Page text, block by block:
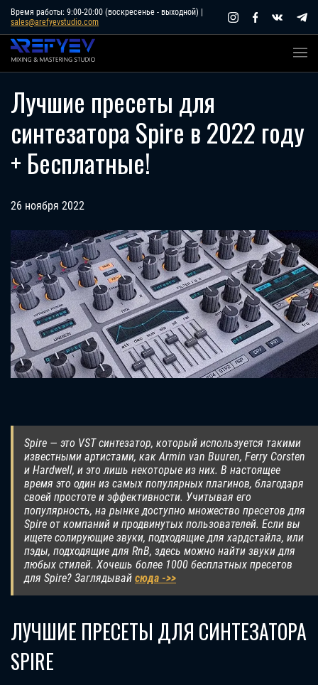
Skip
content
Время работы: 9:00-20:00 (воскресенье - выходной) |
sales@arefyevstudio.com
Лучшие пресеты для
синтезатора Spire в 2022 году
+ Бесплатные!
26 ноября 2022
Spire — это VST синтезатор, который используется такими
известными артистами, как Armin van Buuren, Ferry Corsten
и Hardwell, и это лишь некоторые из них. В настоящее
время это один из самых популярных плагинов, благодаря
своей простоте и эффективности. Учитывая его
популярность, на рынке доступно множество пресетов для
Spire от компаний и продвинутых пользователей. Если вы
ищете солирующие звуки, подходящие для хардстайла, или
пэды, подходящие для RnB, здесь можно найти звуки для
любых стилей. Хочешь более 1000 бесплатных пресетов
для Spire? Заглядывай сюда ->>
ЛУЧШИЕ ПРЕСЕТЫ ДЛЯ СИНТЕЗАТОРА
SPIRE